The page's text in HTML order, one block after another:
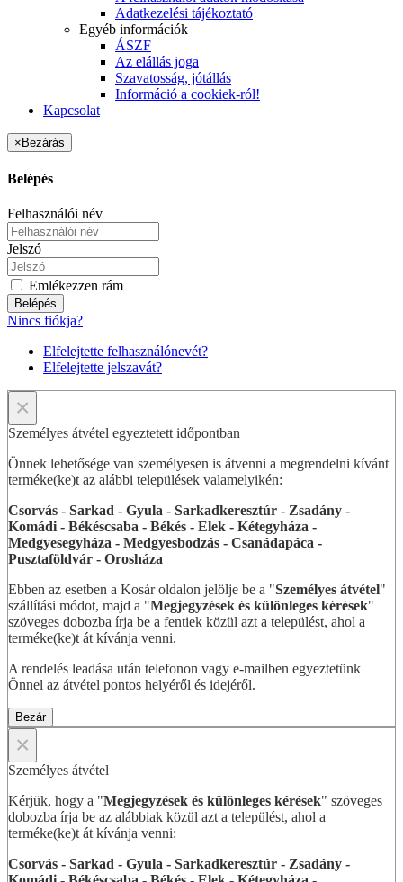
Adatkezelési tájékoztató
Egyéb információk
ÁSZF
Az elállás joga
Szavatosság, jótállás
Információ a cookiek-ról!
Kapcsolat
×Bezárás
Belépés
Felhasználói név
Jelszó
Emlékezzen rám
Belépés
Nincs fiókja?
Elfelejtette felhasználónevét?
Elfelejtette jelszavát?
×
Személyes átvétel egyeztetett időpontban
Önnek lehetősége van személyesen is átvenni a megrendelni kívánt
terméke(ke)t az alábbi települések valamelyikén:
Csorvás - Sarkad - Gyula - Sarkadkeresztúr - Zsadány -
Komádi - Békéscsaba - Békés - Elek - Kétegyháza -
Medgyesegyháza - Medgyesbodzás - Csanádapáca -
Pusztaföldvár - Orosháza
Ebben az esetben a Kosár oldalon jelölje be a "Személyes átvétel"
szállítási módot, majd a "Megjegyzések és különleges kérések"
szöveges dobozba írja be a fentiek közül azt a települést, ahol a
terméke(ke)t át kívánja venni.
A rendelés leadása után telefonon vagy e-mailben egyeztetünk
Önnel az átvétel pontos helyéről és idejéről.
Bezár
×
Személyes átvétel
Kérjük, hogy a "Megjegyzések és különleges kérések" szöveges
dobozba írja be az alábbiak közül azt a települést, ahol a
terméke(ke)t át kívánja venni:
Csorvás - Sarkad - Gyula - Sarkadkeresztúr - Zsadány -